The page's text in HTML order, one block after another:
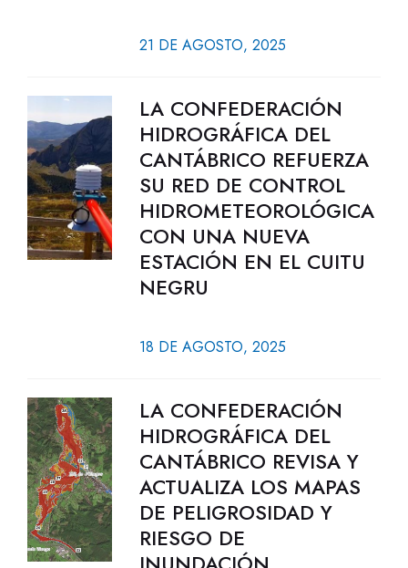
21 DE AGOSTO, 2025
LA CONFEDERACIÓN
HIDROGRÁFICA DEL
CANTÁBRICO REFUERZA
SU RED DE CONTROL
HIDROMETEOROLÓGICA
CON UNA NUEVA
ESTACIÓN EN EL CUITU
NEGRU
18 DE AGOSTO, 2025
LA CONFEDERACIÓN
HIDROGRÁFICA DEL
CANTÁBRICO REVISA Y
ACTUALIZA LOS MAPAS
DE PELIGROSIDAD Y
RIESGO DE